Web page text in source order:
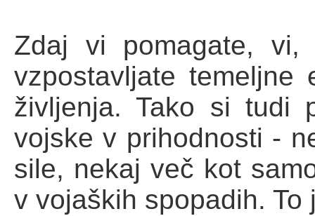
Zdaj vi pomagate, vi,
vzpostavljate temeljne
življenja. Tako si tudi
vojske v prihodnosti -
sile, nekaj več kot
v vojaških spopadih.